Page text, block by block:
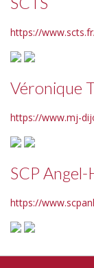
https://
Véronique
https://www.mj-
SCP Angel-
https://